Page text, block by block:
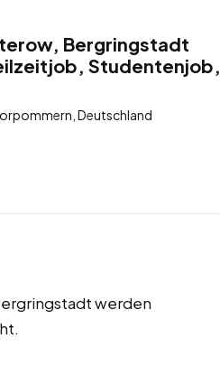
Bergringstadt
Studentenjob,
Deutschland
werden